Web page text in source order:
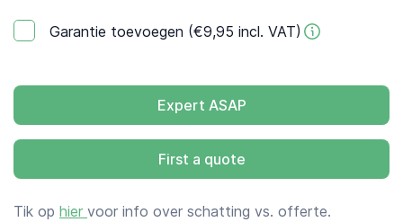
Garantie toevoegen (€9,95 incl. VAT)
Expert ASAP
First a quote
Tik op hier voor info over schatting vs. offerte.